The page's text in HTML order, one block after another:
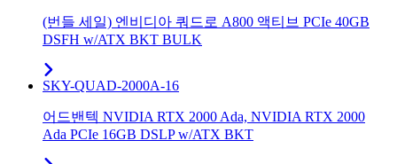
(번들 세일) 엔비디아 쿼드로 A800 액티브 PCIe 40GB
DSFH w/ATX BKT BULK
SKY-QUAD-2000A-16
어드밴텍 NVIDIA RTX 2000 Ada, NVIDIA RTX 2000
Ada PCIe 16GB DSLP w/ATX BKT